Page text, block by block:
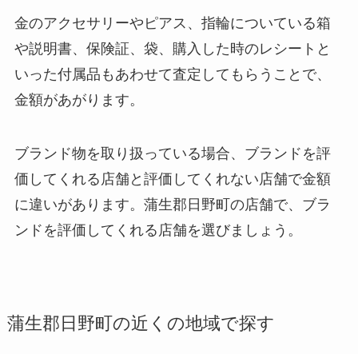
金のアクセサリーやピアス、指輪についている箱
や説明書、保険証、袋、購入した時のレシートと
いった付属品もあわせて査定してもらうことで、
金額があがります。
ブランド物を取り扱っている場合、ブランドを評
価してくれる店舗と評価してくれない店舗で金額
に違いがあります。蒲生郡日野町の店舗で、ブラ
ンドを評価してくれる店舗を選びましょう。
蒲生郡日野町の近くの地域で探す